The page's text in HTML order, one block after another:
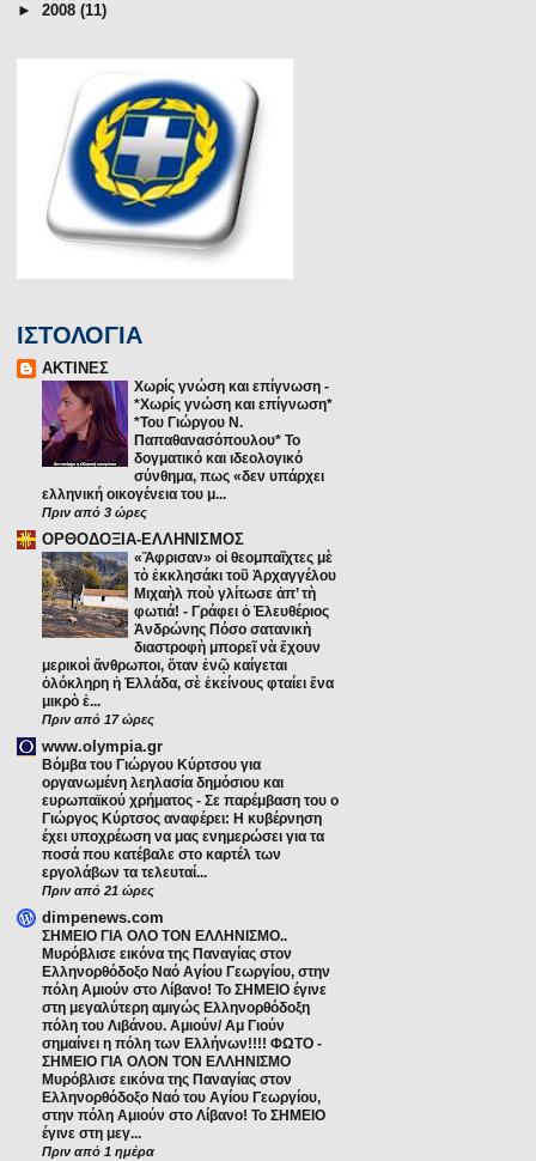
► 2008 (11)
ΙΣΤΟΛΟΓΙΑ
ΑΚΤΙΝΕΣ
Χωρίς γνώση και επίγνωση -
*Χωρίς γνώση και επίγνωση*
*Του Γιώργου Ν.
Παπαθανασόπουλου* Το
δογματικό και ιδεολογικό
σύνθημα, πως «δεν υπάρχει
ελληνική οικογένεια του μ...
Πριν από 3 ώρες
ΟΡΘΟΔΟΞΙΑ-ΕΛΛΗΝΙΣΜΟΣ
«Ἄφρισαν» οἱ θεομπαῖχτες μὲ
τὸ ἐκκλησάκι τοῦ Ἀρχαγγέλου
Μιχαὴλ ποὺ γλίτωσε ἀπ’ τὴ
φωτιά! - Γράφει ὁ Ἐλευθέριος
Ἀνδρώνης Πόσο σατανικὴ
διαστροφὴ μπορεῖ νὰ ἔχουν
μερικοὶ ἄνθρωποι, ὅταν ἐνῷ καίγεται
ὁλόκληρη ἡ Ἑλλάδα, σὲ ἐκείνους φταίει ἕνα
μικρὸ ἐ...
Πριν από 17 ώρες
www.olympia.gr
Βόμβα του Γιώργου Κύρτσου για
οργανωμένη λεηλασία δημόσιου και
ευρωπαϊκού χρήματος - Σε παρέμβαση του ο
Γιώργος Κύρτσος αναφέρει: Η κυβέρνηση
έχει υποχρέωση να μας ενημερώσει για τα
ποσά που κατέβαλε στο καρτέλ των
εργολάβων τα τελευταί...
Πριν από 21 ώρες
dimpenews.com
ΣΗΜΕΙΟ ΓΙΑ ΟΛΟ ΤΟΝ ΕΛΛΗΝΙΣΜΟ..
Μυρόβλισε εικόνα της Παναγίας στον
Ελληνορθόδοξο Ναό Αγίου Γεωργίου, στην
πόλη Αμιούν στο Λίβανο! Το ΣΗΜΕΙΟ έγινε
στη μεγαλύτερη αμιγώς Ελληνορθόδοξη
πόλη του Λιβάνου. Αμιούν/ Αμ Γιούν
σημαίνει η πόλη των Ελλήνων!!!! ΦΩΤΟ -
ΣΗΜΕΙΟ ΓΙΑ ΟΛΟΝ ΤΟΝ ΕΛΛΗΝΙΣΜΟ
Μυρόβλισε εικόνα της Παναγίας στον
Ελληνορθόδοξο Ναό του Αγίου Γεωργίου,
στην πόλη Αμιούν στο Λίβανο! Το ΣΗΜΕΙΟ
έγινε στη μεγ...
Πριν από 1 ημέρα